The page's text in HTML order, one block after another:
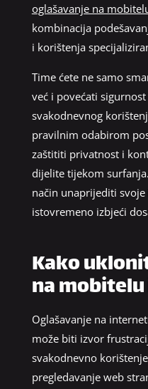
oglašavanje na
kombinacija
i korištenja
Time ćete ne samo
već i povećati
svakodnevnog
pravilnim odabirom
zaštititi privatnost i
dijelite tijekom
način unaprijediti
istovremeno izbjeći
Kako
na
Oglašavanje na
može biti izvor
svakodnevno
pregledavanje web